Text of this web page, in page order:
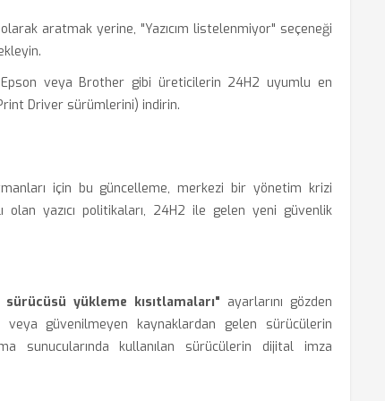
olarak aratmak yerine, "Yazıcım listelenmiyor" seçeneği
Epson veya Brother gibi üreticilerin 24H2 uyumlu en
Driver sürümlerini) indirin.
için bu güncelleme, merkezi bir yönetim krizi
olan yazıcı politikaları, 24H2 ile gelen yeni güvenlik
sürücüsü yükleme kısıtlamaları" ayarlarını gözden
güvenilmeyen kaynaklardan gelen sürücülerin
sunucularında kullanılan sürücülerin dijital imza